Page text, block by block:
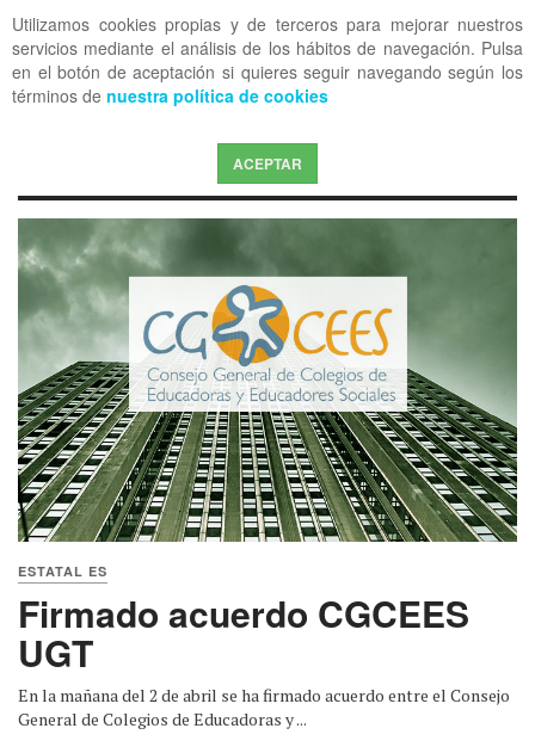
Utilizamos cookies propias y de terceros para mejorar nuestros
servicios mediante el análisis de los hábitos de navegación. Pulsa
en el botón de aceptación si quieres seguir navegando según los
términos de nuestra política de cookies
ACEPTAR
OFF CANVAS
ESTATAL ES
Firmado acuerdo CGCEES
UGT
En la mañana del 2 de abril se ha firmado acuerdo entre el Consejo
General de Colegios de Educadoras y ...